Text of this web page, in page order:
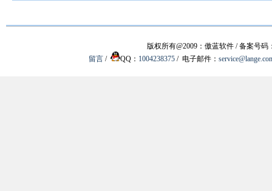
版权所有@2009：傲蓝软件 / 备案号码
留言 / QQ： 1004238375 / 电子邮件：